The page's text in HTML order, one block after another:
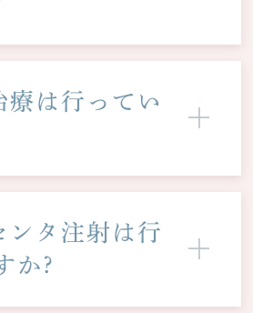
療は行ってい
ンタ注射は行
か?